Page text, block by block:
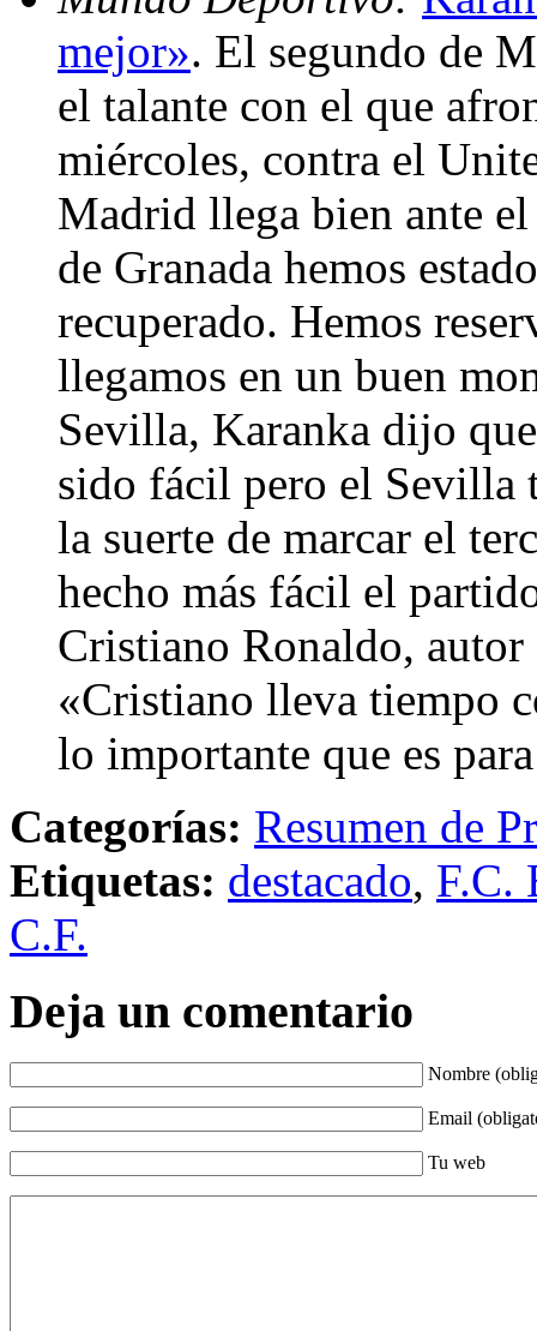
mejor». El segundo de
el talante con el que
miércoles, contra el
Madrid llega bien ante
de Granada hemos
recuperado. Hemos
llegamos en un buen
Sevilla, Karanka dijo
sido fácil pero el Sevilla
la suerte de marcar el
hecho más fácil el
Cristiano Ronaldo, autor
«Cristiano lleva tiempo
lo importante que es
Categorías: Resumen de
Etiquetas: destacado, F.C.
C.F.
Deja un comentario
Nombre
Email
Tu web